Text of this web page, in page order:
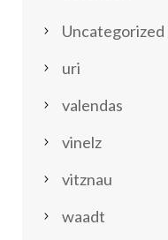
Uncategorized
uri
valendas
vinelz
vitznau
waadt